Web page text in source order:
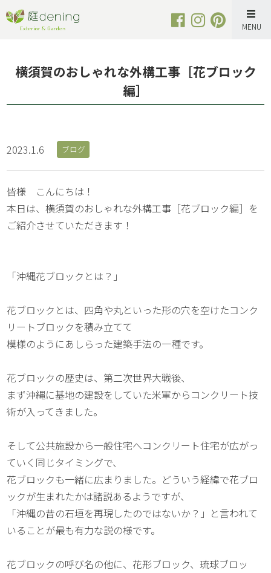
Skip
to
横須賀のおしゃれな外構工事［花ブロック
編］
2023.1.6 ブログ
皆様 こんにちは！
本日は、横須賀のおしゃれな外構工事［花ブロック編］を
ご紹介させていただきます！
「沖縄花ブロックとは？」
花ブロックとは、四角や丸といった形の穴を空けたコンク
リートブロックを積み立てて
模様のようにあしらった建築手法の一種です。
花ブロックの歴史は、第二次世界大戦後、
まず沖縄に基地の建設をしていた米軍からコンクリート技
術が入ってきました。
そして公共施設から一般住宅へコンクリート住宅が広がっ
ていく同じタイミングで、
花ブロックも一緒に広まりました。どういう経緯で花ブロ
ックが生まれたかは諸説あるようですが、
「沖縄の昔の石垣を再現したのではないか？」と言われて
いることが最も有力な説の様です。
花ブロックの呼び名の他に、花形ブロック、琉球ブロッ